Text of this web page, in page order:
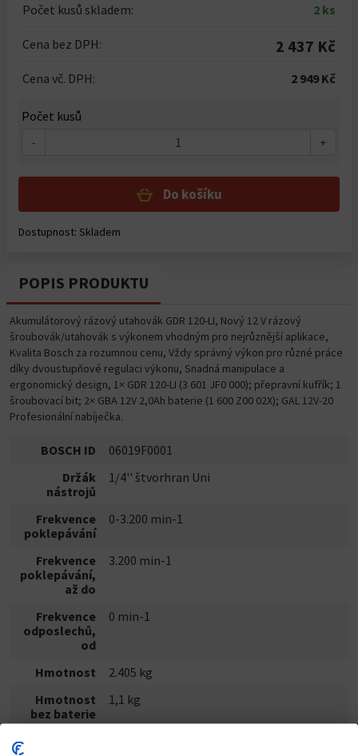
Počet kusů skladem: 2 ks
Cena bez DPH: 2 437 Kč
Cena vč. DPH: 2 949 Kč
Počet kusů
- +
Do košíku
Dostupnost: Skladem
POPIS PRODUKTU
Akumulátorový rázový utahovák GDR 120-LI, Nový 12 V rázový
šroubovák/utahovák s výkonem vhodným pro nejrůznější aplikace,
Kvalita Bosch za rozumnou cenu, Vždy správný výkon pro různé práce
díky dvoustupňové regulaci výkonu, Snadná manipulace a
ergonomický design, 1× GDR 120-LI (3 601 JF0 000); přepravní kufřík; 1
šroubovací bit; 2× GBA 12V 2,0Ah baterie (1 600 Z00 02X); GAL 12V-20
Profesionální nabíječka.
BOSCH ID
06019F0001
Držák
nástrojů
1/4'' štvorhran Uni
Frekvence
poklepávání
0-3.200 min-1
Frekvence
poklepávání,
až do
3.200 min-1
Frekvence
odposlechů,
od
0 min-1
Hmotnost
2.405 kg
Hmotnost
bez baterie
1,1 kg